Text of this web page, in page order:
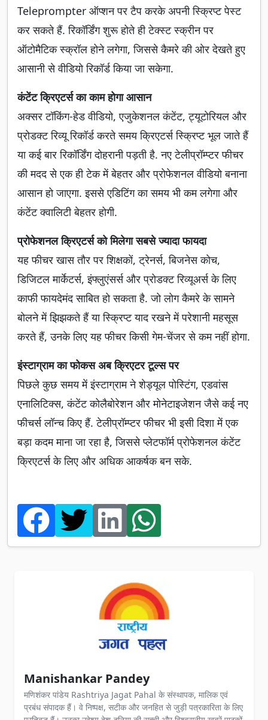
Teleprompter ऑप्शन पर टैप करके अपनी स्क्रिप्ट पेस्ट
कर सकते हैं. रिकॉर्डिंग शुरू होते ही टेक्स्ट स्क्रीन पर
ऑटोमैटिक स्क्रॉल होने लगेगा, जिससे कैमरे की ओर देखते हुए
आसानी से वीडियो रिकॉर्ड किया जा सकेगा.
कंटेंट क्रिएटर्स का काम होगा आसान
अक्सर टॉकिंग-हेड वीडियो, एजुकेशनल कंटेंट, ट्यूटोरियल और
प्रोडक्ट रिव्यू रिकॉर्ड करते समय क्रिएटर्स स्क्रिप्ट भूल जाते हैं
या कई बार रिकॉर्डिंग दोहरानी पड़ती है. नए टेलीप्रॉम्प्टर फीचर
की मदद से एक ही टेक में बेहतर और प्रोफेशनल वीडियो बनाना
आसान हो जाएगा. इससे एडिटिंग का समय भी कम लगेगा और
कंटेंट क्वालिटी बेहतर होगी.
प्रोफेशनल क्रिएटर्स को मिलेगा सबसे ज्यादा फायदा
यह फीचर खास तौर पर शिक्षकों, ट्रेनर्स, बिजनेस कोच,
डिजिटल मार्केटर्स, इंफ्लुएंसर्स और प्रोडक्ट रिव्यूअर्स के लिए
काफी फायदेमंद साबित हो सकता है. जो लोग कैमरे के सामने
बोलने में झिझकते हैं या स्क्रिप्ट याद रखने में परेशानी महसूस
करते हैं, उनके लिए यह फीचर किसी गेम-चेंजर से कम नहीं होगा.
इंस्टाग्राम का फोकस अब क्रिएटर टूल्स पर
पिछले कुछ समय में इंस्टाग्राम ने शेड्यूल पोस्टिंग, एडवांस
एनालिटिक्स, कंटेंट कोलैबोरेशन और मोनेटाइजेशन जैसे कई नए
फीचर्स लॉन्च किए हैं. टेलीप्रॉम्प्टर फीचर भी इसी दिशा में एक
बड़ा कदम माना जा रहा है, जिससे प्लेटफॉर्म प्रोफेशनल कंटेंट
क्रिएटर्स के लिए और अधिक आकर्षक बन सके.
Manishankar Pandey
मणिशंकर पांडेय Rashtriya Jagat Pahal के संस्थापक, मालिक एवं
प्रबंध संपादक हैं। वे निष्पक्ष, सटीक और जनहित से जुड़ी पत्रकारिता के लिए